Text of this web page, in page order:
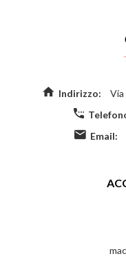
Indirizzo:
Via
Email: